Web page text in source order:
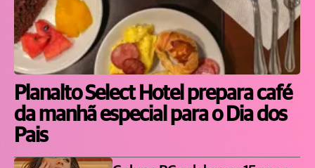
Planalto Select Hotel prepara café
da manhã especial para o Dia dos
Pais